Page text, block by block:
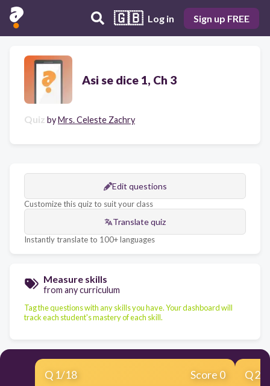
🇬🇧 Log in Sign up FREE
Asi se dice 1, Ch 3
Quiz byMrs. Celeste Zachry
Edit questions
Customize this quiz to suit your class
Translate quiz
Instantly translate to 100+ languages
Measure skills
from any curriculum
Tag the questions with any skills you have. Your dashboard will
track each student's mastery of each skill.
Q 1/18 Score 0 Q2